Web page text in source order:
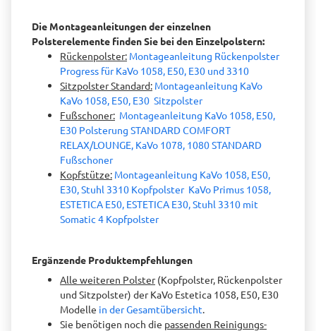
Die Montageanleitungen der einzelnen
Polsterelemente finden Sie bei den Einzelpolstern:
Rückenpolster: Montageanleitung Rückenpolster
Progress für KaVo 1058, E50, E30 und 3310
Sitzpolster Standard: Montageanleitung KaVo
KaVo 1058, E50, E30 Sitzpolster
Fußschoner: Montageanleitung KaVo 1058, E50,
E30 Polsterung STANDARD COMFORT
RELAX/LOUNGE, KaVo 1078, 1080 STANDARD
Fußschoner
Kopfstütze: Montageanleitung KaVo 1058, E50,
E30, Stuhl 3310 Kopfpolster KaVo Primus 1058,
ESTETICA E50, ESTETICA E30, Stuhl 3310 mit
Somatic 4 Kopfpolster
Ergänzende Produktempfehlungen
Alle weiteren Polster(Kopfpolster, Rückenpolster
und Sitzpolster) der KaVo Estetica 1058, E50, E30
Modelle in der Gesamtübersicht.
Sie benötigen noch die passenden Reinigungs-